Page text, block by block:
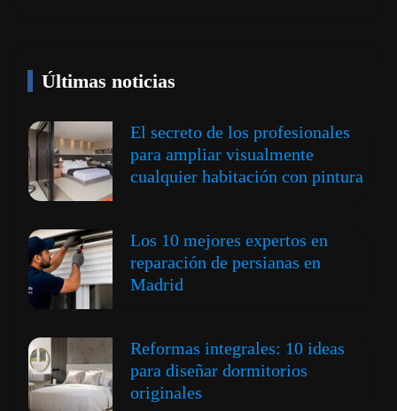
Últimas noticias
El secreto de los profesionales
para ampliar visualmente
cualquier habitación con pintura
Los 10 mejores expertos en
reparación de persianas en
Madrid
Reformas integrales: 10 ideas
para diseñar dormitorios
originales